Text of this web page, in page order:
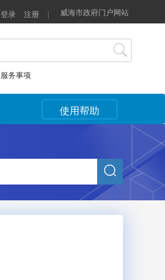
威海市政府门户网站
登录 注册 |
服务事项
使用帮助